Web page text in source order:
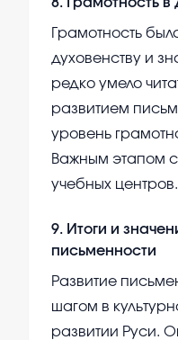
Грамотность
духовенству и
редко умело
развитием
уровень
Важным этапом
учебных центров.
9. Итоги и
письменности
Развитие
шагом в
развитии Руси.